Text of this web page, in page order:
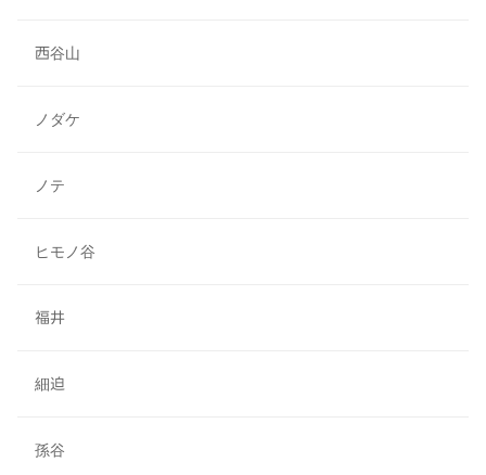
西谷山
ノダケ
ノテ
ヒモノ谷
福井
細迫
孫谷